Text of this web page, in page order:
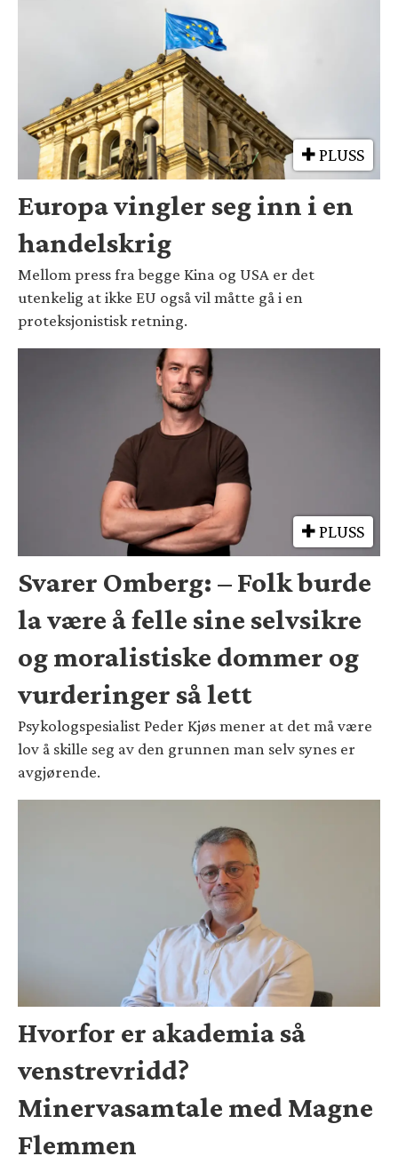
PLUSS
Europa vingler seg inn i en
handelskrig
Mellom press fra begge Kina og USA er det
utenkelig at ikke EU også vil måtte gå i en
proteksjonistisk retning.
PLUSS
Svarer Omberg: – Folk burde
la være å felle sine selvsikre
og moralistiske dommer og
vurderinger så lett
Psykologspesialist Peder Kjøs mener at det må være
lov å skille seg av den grunnen man selv synes er
avgjørende.
Hvorfor er akademia så
venstrevridd?
Minervasamtale med Magne
Flemmen